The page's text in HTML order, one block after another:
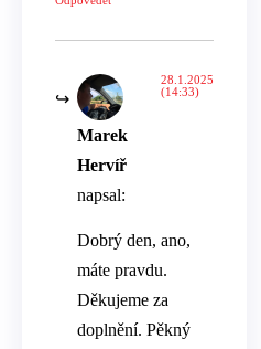
Marek
Hervíř
napsal:
28.1.2025
(14:33)
Dobrý den, ano,
máte pravdu.
Děkujeme za
doplnění. Pěkný